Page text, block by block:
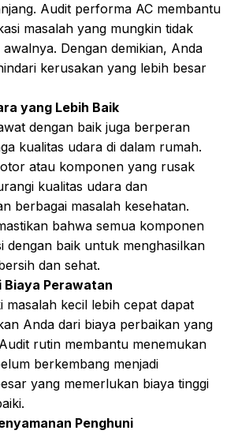
Audit performa AC membantu
masalah yang mungkin tidak
Dengan demikian, Anda
kerusakan yang lebih besar
yang Lebih Baik
dengan baik juga berperan
kualitas udara di dalam rumah.
atau komponen yang rusak
kualitas udara dan
berbagai masalah kesehatan.
bahwa semua komponen
dengan baik untuk menghasilkan
dan sehat.
Biaya Perawatan
masalah kecil lebih cepat dapat
Anda dari biaya perbaikan yang
rutin membantu menemukan
berkembang menjadi
yang memerlukan biaya tinggi
Penghuni